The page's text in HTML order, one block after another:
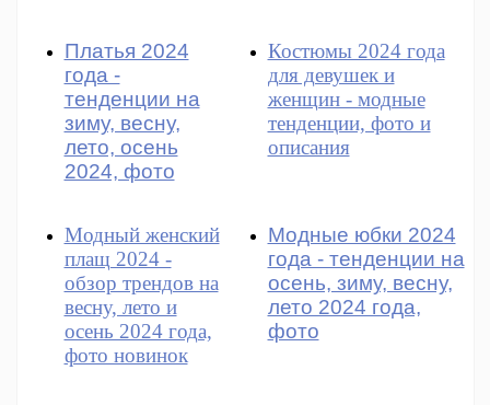
Платья 2024
года -
тенденции на
зиму, весну,
лето, осень
2024, фото
Костюмы 2024 года
для девушек и
женщин - модные
тенденции, фото и
описания
Модный женский
плащ 2024 -
обзор трендов на
весну, лето и
осень 2024 года,
фото новинок
Модные юбки 2024
года - тенденции на
осень, зиму, весну,
лето 2024 года,
фото